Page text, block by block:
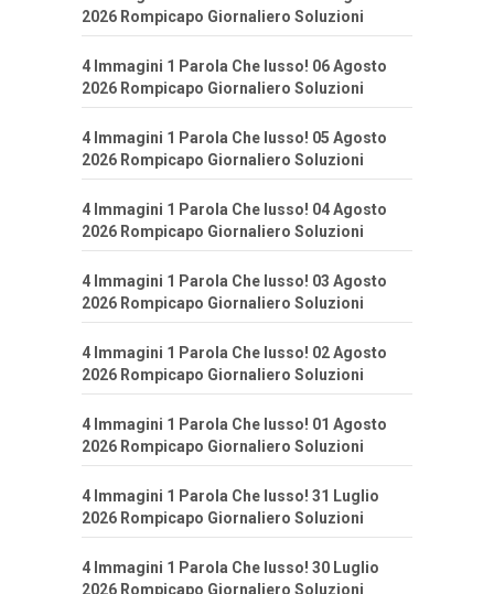
2026 Rompicapo Giornaliero Soluzioni
4 Immagini 1 Parola Che lusso! 06 Agosto
2026 Rompicapo Giornaliero Soluzioni
4 Immagini 1 Parola Che lusso! 05 Agosto
2026 Rompicapo Giornaliero Soluzioni
4 Immagini 1 Parola Che lusso! 04 Agosto
2026 Rompicapo Giornaliero Soluzioni
4 Immagini 1 Parola Che lusso! 03 Agosto
2026 Rompicapo Giornaliero Soluzioni
4 Immagini 1 Parola Che lusso! 02 Agosto
2026 Rompicapo Giornaliero Soluzioni
4 Immagini 1 Parola Che lusso! 01 Agosto
2026 Rompicapo Giornaliero Soluzioni
4 Immagini 1 Parola Che lusso! 31 Luglio
2026 Rompicapo Giornaliero Soluzioni
4 Immagini 1 Parola Che lusso! 30 Luglio
2026 Rompicapo Giornaliero Soluzioni